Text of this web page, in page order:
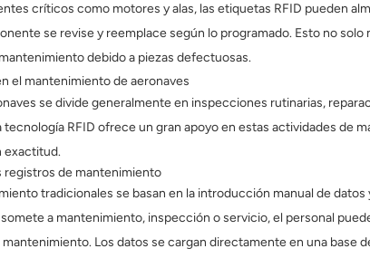
críticos como motores y alas, las etiquetas RFID pueden
se revise y reemplace según lo programado. Esto no
debido a piezas defectuosas.
el mantenimiento de aeronaves
se divide generalmente en inspecciones rutinarias,
RFID ofrece un gran apoyo en estas actividades de
exactitud.
registros de mantenimiento
tradicionales se basan en la introducción manual de
a mantenimiento, inspección o servicio, el personal
Los datos se cargan directamente en una